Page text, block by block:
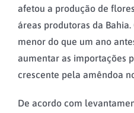
afetou a produção de
áreas produtoras da
menor do que um ano
aumentar as importações
crescente pela amêndoa
De acordo com